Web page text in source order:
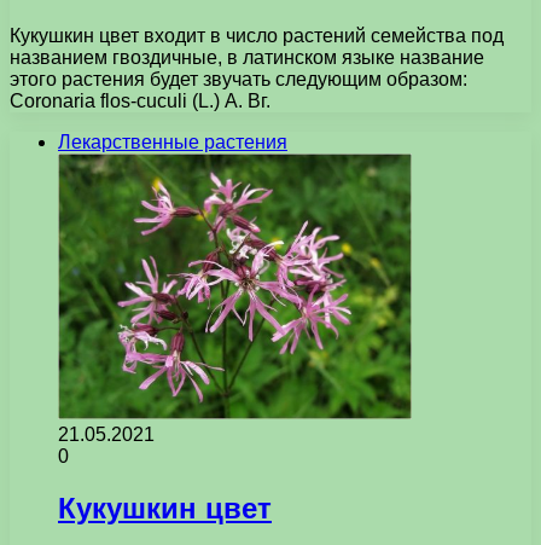
Кукушкин цвет входит в число растений семейства под
названием гвоздичные, в латинском языке название
этого растения будет звучать следующим образом:
Соrоnаria flos-cuculi (L.) А. Вг.
Лекарственные растения
21.05.2021
0
Кукушкин цвет